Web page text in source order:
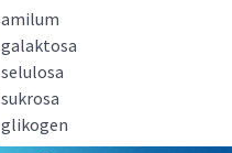
amilum
galaktosa
selulosa
sukrosa
glikogen